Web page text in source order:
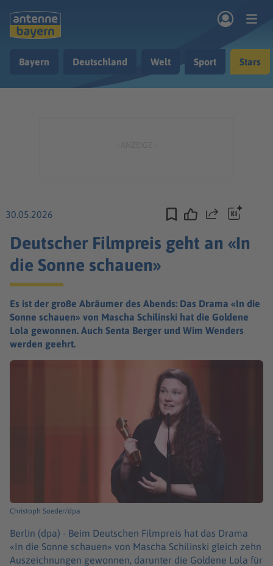
Bayern Deutschland Welt Sport Stars
30.05.2026 Teilen
Deutscher Filmpreis geht an «In
die Sonne schauen»
Es ist der große Abräumer des Abends: Das Drama «In die
Sonne schauen» von Mascha Schilinski hat die Goldene
Lola gewonnen. Auch Senta Berger und Wim Wenders
werden geehrt.
Christoph Soeder/dpa
Berlin (dpa) - Beim Deutschen Filmpreis hat das Drama
«In die Sonne schauen» von Mascha Schilinski gleich zehn
Auszeichnungen gewonnen, darunter die Goldene Lola für